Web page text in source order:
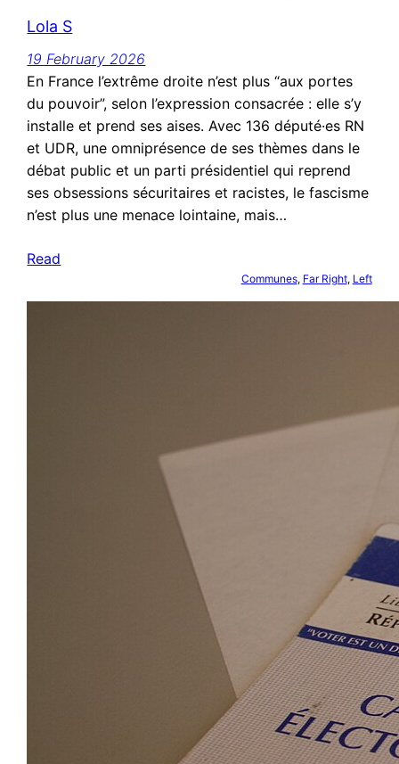
Lola S
19 February 2026
En France l’extrême droite n’est plus “aux portes
du pouvoir”, selon l’expression consacrée : elle s’y
installe et prend ses aises. Avec 136 député·es RN
et UDR, une omniprésence de ses thèmes dans le
débat public et un parti présidentiel qui reprend
ses obsessions sécuritaires et racistes, le fascisme
n’est plus une menace lointaine, mais…
Read
Communes, Far Right, Left